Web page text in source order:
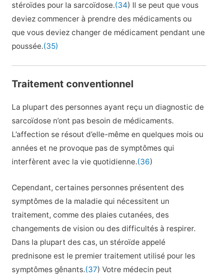
stéroïdes pour la sarcoïdose.(34) Il se peut que vous
deviez commencer à prendre des médicaments ou
que vous deviez changer de médicament pendant une
poussée.(35)
Traitement conventionnel
La plupart des personnes ayant reçu un diagnostic de
sarcoïdose n’ont pas besoin de médicaments.
L’affection se résout d’elle-même en quelques mois ou
années et ne provoque pas de symptômes qui
interfèrent avec la vie quotidienne.(36)
Cependant, certaines personnes présentent des
symptômes de la maladie qui nécessitent un
traitement, comme des plaies cutanées, des
changements de vision ou des difficultés à respirer.
Dans la plupart des cas, un stéroïde appelé
prednisone est le premier traitement utilisé pour les
symptômes gênants.(37) Votre médecin peut